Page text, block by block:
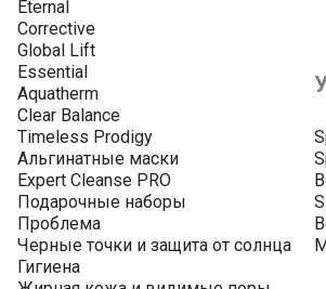
Eternal
Corrective
Global Lift
Essential
Aquatherm
Clear Balance
Timeless Prodigy
Альгинатные маски
Expert Cleanse PRO
Подарочные наборы
Проблема
Черные точки и защита от солнца
Гигиена